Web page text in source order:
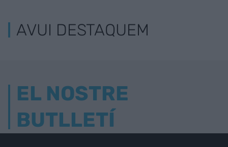
AVUI DESTAQUEM
EL NOSTRE
BUTLLETÍ